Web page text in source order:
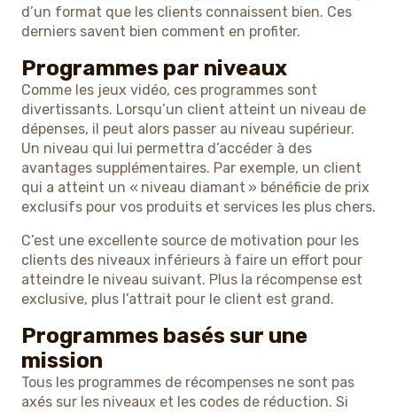
d’un format que les clients connaissent bien. Ces
derniers savent bien comment en profiter.
Programmes par niveaux
Comme les jeux vidéo, ces programmes sont
divertissants. Lorsqu’un client atteint un niveau de
dépenses, il peut alors passer au niveau supérieur.
Un niveau qui lui permettra d’accéder à des
avantages supplémentaires. Par exemple, un client
qui a atteint un « niveau diamant » bénéficie de prix
exclusifs pour vos produits et services les plus chers.
C’est une excellente source de motivation pour les
clients des niveaux inférieurs à faire un effort pour
atteindre le niveau suivant. Plus la récompense est
exclusive, plus l’attrait pour le client est grand.
Programmes basés sur une
mission
Tous les programmes de récompenses ne sont pas
axés sur les niveaux et les codes de réduction. Si